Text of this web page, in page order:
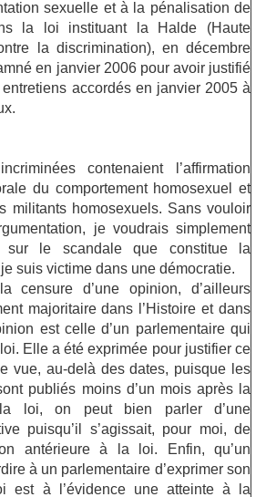
sexuelle et à la pénalisation de
la loi instituant la Halde (Haute
la discrimination), en décembre
en janvier 2006 pour avoir justifié
accordés en janvier 2005 à
contenaient l’affirmation
du comportement homosexuel et
militants homosexuels. Sans vouloir
je voudrais simplement
sur le scandale que constitue la
suis victime dans une démocratie.
censure d’une opinion, d’ailleurs
majoritaire dans l’Histoire et dans
est celle d’un parlementaire qui
Elle a été exprimée pour justifier ce
vue, au-delà des dates, puisque les
publiés moins d’un mois après la
loi, on peut bien parler d’une
puisqu’il s’agissait, pour moi, de
antérieure à la loi. Enfin, qu’un
à un parlementaire d’exprimer son
est à l’évidence une atteinte à la